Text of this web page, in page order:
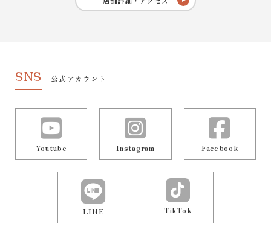
SNS 公式アカウント
Youtube Instagram Facebook
LINE TikTok